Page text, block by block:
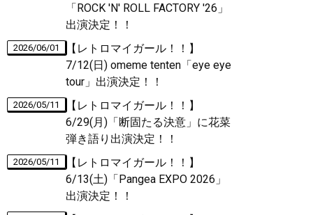
「ROCK 'N' ROLL FACTORY '26」
出演決定！！
2026/06/01
【レトロマイガール！！】
7/12(日) omeme tenten「eye eye
tour」出演決定！！
2026/05/11
【レトロマイガール！！】
6/29(月)「断固たる決意」に花菜
弾き語り出演決定！！
2026/05/11
【レトロマイガール！！】
6/13(土)「Pangea EXPO 2026」
出演決定！！